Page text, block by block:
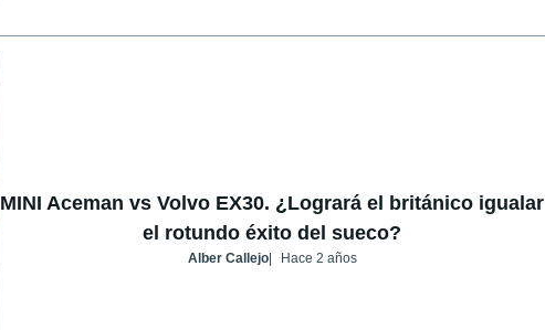
MINI Aceman vs Volvo EX30. ¿Logrará el británico igualar
el rotundo éxito del sueco?
Alber Callejo Hace 2 años